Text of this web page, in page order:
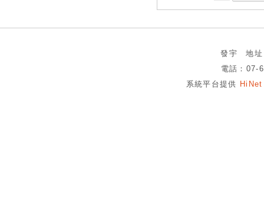
發宇 地址
電話：
系統平台提供